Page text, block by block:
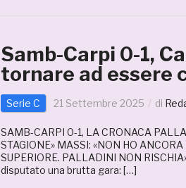
Samb-Carpi 0-1,
tornare ad essere
Serie C 21 Settembre 2025 di
SAMB-CARPI 0-1, LA CRONACA
STAGIONE» MASSI: «NON HO
SUPERIORE. PALLADINI NON
disputato una brutta gara: […]